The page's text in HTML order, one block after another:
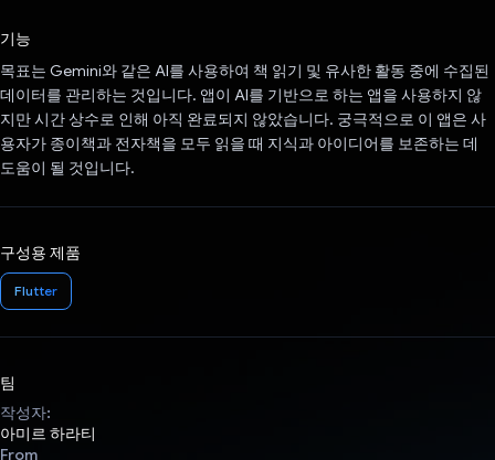
기능
목표는 Gemini와 같은 AI를 사용하여 책 읽기 및 유사한 활동 중에 수집된
데이터를 관리하는 것입니다. 앱이 AI를 기반으로 하는 앱을 사용하지 않
지만 시간 상수로 인해 아직 완료되지 않았습니다. 궁극적으로 이 앱은 사
용자가 종이책과 전자책을 모두 읽을 때 지식과 아이디어를 보존하는 데
도움이 될 것입니다.
구성용 제품
Flutter
팀
작성자:
아미르 하라티
From